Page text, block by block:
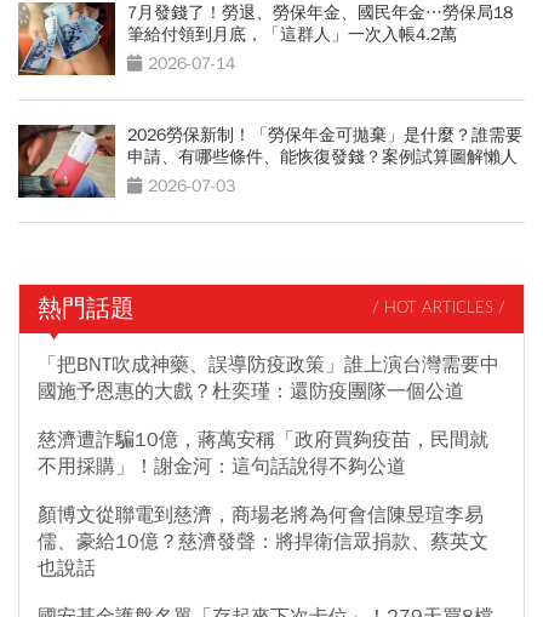
7月發錢了！勞退、勞保年金、國民年金…勞保局18
筆給付領到月底，「這群人」一次入帳4.2萬
2026-07-14
2026勞保新制！「勞保年金可拋棄」是什麼？誰需要
申請、有哪些條件、能恢復發錢？案例試算圖解懶人
包 2026-07-03
熱門話題 / HOT ARTICLES /
「把BNT吹成神藥、誤導防疫政策」誰上演台灣需要中
國施予恩惠的大戲？杜奕瑾：還防疫團隊一個公道
慈濟遭詐騙10億，蔣萬安稱「政府買夠疫苗，民間就
不用採購」！謝金河：這句話說得不夠公道
顏博文從聯電到慈濟，商場老將為何會信陳昱瑄李易
儒、豪給10億？慈濟發聲：將捍衛信眾捐款、蔡英文
也說話